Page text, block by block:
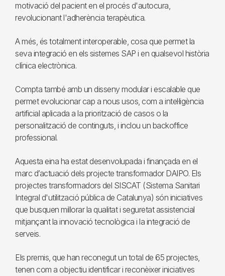
motivació del pacient en el procés d'autocura,
revolucionant l'adherència terapèutica.
A més, és totalment interoperable, cosa que permet la
seva integració en els sistemes SAP i en qualsevol història
clínica electrònica.
Compta també amb un disseny modular i escalable que
permet evolucionar cap a nous usos, com a intel·ligència
artificial aplicada a la priorització de casos o la
personalització de continguts, i inclou un backoffice
professional.
Aquesta eina ha estat desenvolupada i finançada en el
marc d’actuació dels projecte transformador DAIPO. Els
projectes transformadors del SISCAT (Sistema Sanitari
Integral d'utilització pública de Catalunya) són iniciatives
que busquen millorar la qualitat i seguretat assistencial
mitjançant la innovació tecnològica i la integració de
serveis.
Els premis, que han reconegut un total de 65 projectes,
tenen com a objectiu identificar i reconèixer iniciatives